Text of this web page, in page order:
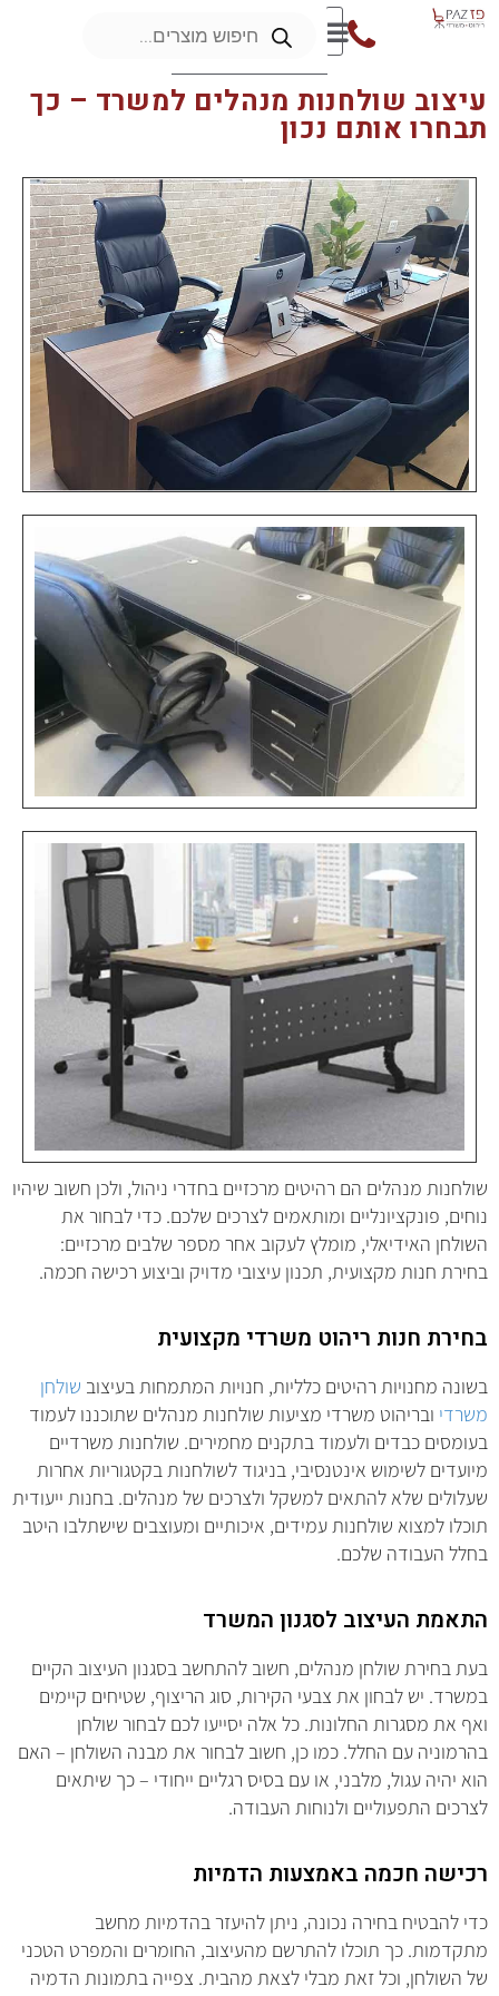
עיצוב שולחנות מנהלים למשרד – כך
תבחרו אותם נכון
שולחנות מנהלים הם רהיטים מרכזיים בחדרי ניהול, ולכן חשוב שיהיו
נוחים, פונקציונליים ומותאמים לצרכים שלכם. כדי לבחור את
השולחן האידיאלי, מומלץ לעקוב אחר מספר שלבים מרכזיים:
בחירת חנות מקצועית, תכנון עיצובי מדויק וביצוע רכישה חכמה.
בחירת חנות ריהוט משרדי מקצועית
בשונה מחנויות רהיטים כלליות, חנויות המתמחות בעיצוב שולחן
משרדי ובריהוט משרדי מציעות שולחנות מנהלים שתוכננו לעמוד
בעומסים כבדים ולעמוד בתקנים מחמירים. שולחנות משרדיים
מיועדים לשימוש אינטנסיבי, בניגוד לשולחנות בקטגוריות אחרות
שעלולים שלא להתאים למשקל ולצרכים של מנהלים. בחנות ייעודית
תוכלו למצוא שולחנות עמידים, איכותיים ומעוצבים שישתלבו היטב
בחלל העבודה שלכם.
התאמת העיצוב לסגנון המשרד
בעת בחירת שולחן מנהלים, חשוב להתחשב בסגנון העיצוב הקיים
במשרד. יש לבחון את צבעי הקירות, סוג הריצוף, שטיחים קיימים
ואף את מסגרות החלונות. כל אלה יסייעו לכם לבחור שולחן
בהרמוניה עם החלל. כמו כן, חשוב לבחור את מבנה השולחן – האם
הוא יהיה עגול, מלבני, או עם בסיס רגליים ייחודי – כך שיתאים
לצרכים התפעוליים ולנוחות העבודה.
רכישה חכמה באמצעות הדמיות
כדי להבטיח בחירה נכונה, ניתן להיעזר בהדמיות מחשב
מתקדמות. כך תוכלו להתרשם מהעיצוב, החומרים והמפרט הטכני
של השולחן, וכל זאת מבלי לצאת מהבית. צפייה בתמונות הדמיה